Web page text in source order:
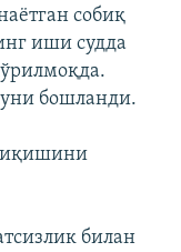
собиқ
иши судда
бошланди.
билан